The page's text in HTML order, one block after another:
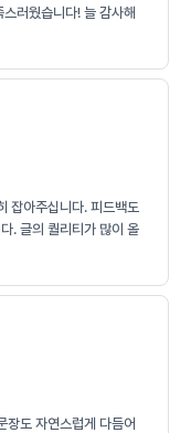
러웠습니다! 늘 감사해
잡아주십니다. 피드백도
. 글의 퀄리티가 많이 올
장도 자연스럽게 다듬어